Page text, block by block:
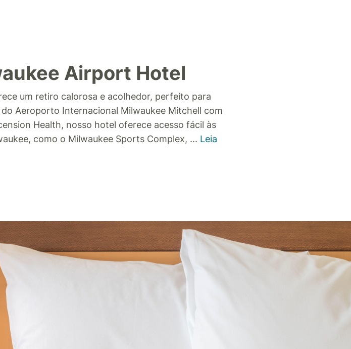
Airport Hotel
um retiro calorosa e acolhedor, perfeito para
Aeroporto Internacional Milwaukee Mitchell com
Health, nosso hotel oferece acesso fácil às
como o Milwaukee Sports Complex, ... Leia